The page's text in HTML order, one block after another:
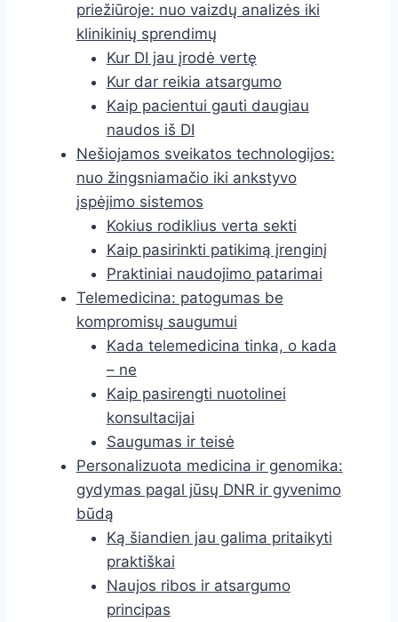
priežiūroje: nuo vaizdų analizės iki
klinikinių sprendimų
Kur DI jau įrodė vertę
Kur dar reikia atsargumo
Kaip pacientui gauti daugiau
naudos iš DI
Nešiojamos sveikatos technologijos:
nuo žingsniamačio iki ankstyvo
įspėjimo sistemos
Kokius rodiklius verta sekti
Kaip pasirinkti patikimą įrenginį
Praktiniai naudojimo patarimai
Telemedicina: patogumas be
kompromisų saugumui
Kada telemedicina tinka, o kada
– ne
Kaip pasirengti nuotolinei
konsultacijai
Saugumas ir teisė
Personalizuota medicina ir genomika:
gydymas pagal jūsų DNR ir gyvenimo
būdą
Ką šiandien jau galima pritaikyti
praktiškai
Naujos ribos ir atsargumo
principas